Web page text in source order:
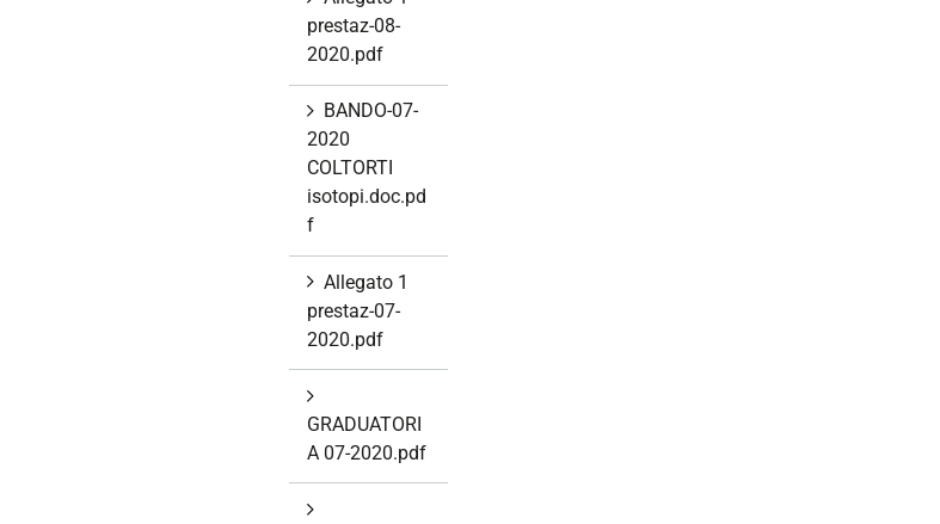
prestaz-08-
2020.pdf
BANDO-07-
2020
COLTORTI
isotopi.doc.pd
f
Allegato 1
prestaz-07-
2020.pdf
GRADUATORI
A 07-2020.pdf